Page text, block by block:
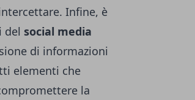
Infine, è
del social media
di informazioni
elementi che
la